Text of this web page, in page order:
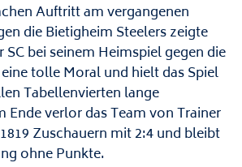
Auftritt am vergangenen
die Bietigheim Steelers zeigte
bei seinem Heimspiel gegen die
tolle Moral und hielt das Spiel
Tabellenvierten lange
Ende verlor das Team von Trainer
Zuschauern mit 2:4 und bleibt
ohne Punkte.